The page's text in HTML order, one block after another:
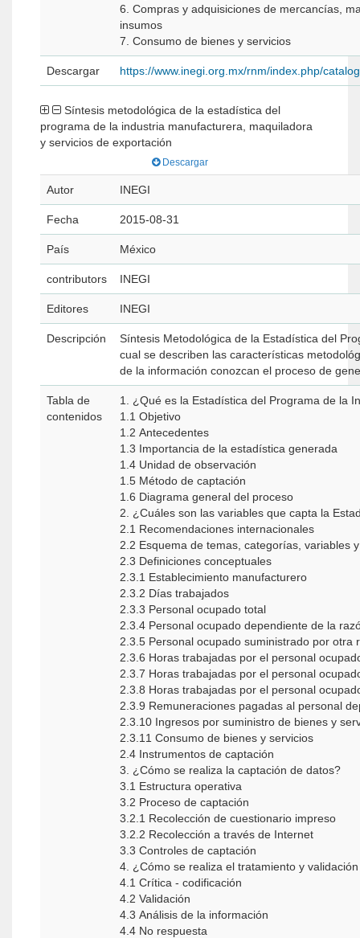
6. Compras y adquisiciones de mercancías,
insumos
7. Consumo de bienes y servicios
Descargar https://www.inegi.org.mx/rnm/index.php/
programa de la industria manufacturera, maquiladora
y servicios de exportación
Descargar
Autor INEGI
Fecha 2015-08-31
País México
contributors INEGI
Editores INEGI
Descripción
Síntesis Metodológica de la Estadística del
cual se describen las características
de la información conozcan el proceso de
Tabla de
contenidos
1. ¿Qué es la Estadística del Programa de la
1.1 Objetivo
1.2 Antecedentes
1.3 Importancia de la estadística generada
1.4 Unidad de observación
1.5 Método de captación
1.6 Diagrama general del proceso
2. ¿Cuáles son las variables que capta la
2.1 Recomendaciones internacionales
2.2 Esquema de temas, categorías, variables
2.3 Definiciones conceptuales
2.3.1 Establecimiento manufacturero
2.3.2 Días trabajados
2.3.3 Personal ocupado total
2.3.4 Personal ocupado dependiente de la
2.3.5 Personal ocupado suministrado por otra
2.3.6 Horas trabajadas por el personal
2.3.7 Horas trabajadas por el personal
2.3.8 Horas trabajadas por el personal
2.3.9 Remuneraciones pagadas al personal
2.3.10 Ingresos por suministro de bienes y
2.3.11 Consumo de bienes y servicios
2.4 Instrumentos de captación
3. ¿Cómo se realiza la captación de datos?
3.1 Estructura operativa
3.2 Proceso de captación
3.2.1 Recolección de cuestionario impreso
3.2.2 Recolección a través de Internet
3.3 Controles de captación
4. ¿Cómo se realiza el tratamiento y
4.1 Crítica - codificación
4.2 Validación
4.3 Análisis de la información
4.4 No respuesta